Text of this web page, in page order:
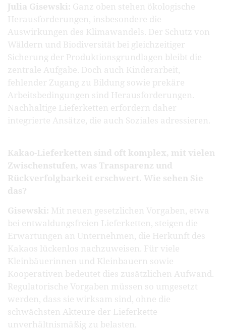
Julia Gisewski: Ganz oben stehen ökologische
Herausforderungen, insbesondere die
Auswirkungen des Klimawandels. Der Schutz von
Wäldern und Biodiversität bei gleichzeitiger
Sicherung der Produktionsgrundlagen bleibt die
zentrale Aufgabe. Doch auch Kinderarbeit,
fehlender Zugang zu Bildung sowie prekäre
Arbeitsbedingungen sind Herausforderungen.
Nachhaltige Lieferketten erfordern daher
integrierte Ansätze, die auch Soziales adressieren.
Kakao-Lieferketten sind oft komplex, mit vielen
Zwischenstufen, was Transparenz und
Rückverfolgbarkeit erschwert. Wie sehen Sie
das?
Gisewski: Mit neuen gesetzlichen Vorgaben, etwa
bei entwaldungsfreien Lieferketten, steigen die
Erwartungen an Unternehmen, die Herkunft des
Kakaos lückenlos nachzuweisen. Für viele
Kleinbäuerinnen und Kleinbauern sowie
Kooperativen bedeutet dies zusätzlichen Aufwand.
Regulatorische Vorgaben müssen so umgesetzt
werden, dass sie wirksam sind, ohne die
schwächsten Akteure der Lieferkette
unverhältnismäßig zu belasten.